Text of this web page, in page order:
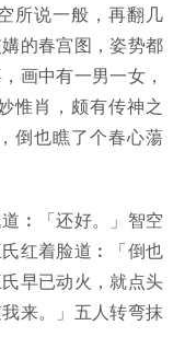
所说一般，再翻几
的春宫图，姿势都
画中有一男一女，
惟肖，颇有传神之
倒也瞧了个春心蕩
︰「还好。」智空
红着脸道︰「倒也
早已动火，就点头
来。」五人转弯抹